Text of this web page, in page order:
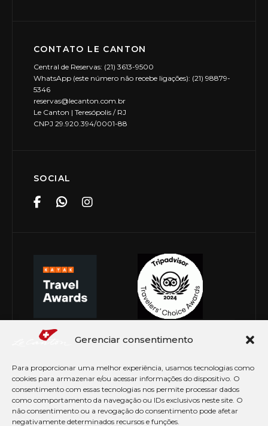
Gerenciar consentimento
Para proporcionar uma melhor experiência, usamos tecnologias como
cookies para armazenar e/ou acessar informações do dispositivo. O
consentimento com essas tecnologias nos permite processar dados
como comportamento da navegação ou IDs exclusivos neste site. O
não consentimento ou a revogação do consentimento pode afetar
negativamente determinados recursos e funções.
CONTATO LE CANTON
Central de Reservas: (21) 3613-9500
WhatsApp (este número não recebe ligações): (21) 98879-
5346
reservas@lecanton.com.br
Le Canton | Teresópolis / RJ
CNPJ 29.920.394/0001-88
SOCIAL
© Copyright 2026 Le Canton. Todos os direitos